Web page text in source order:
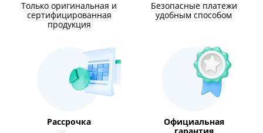
Только оригинальная и
сертифицированная
продукция
Безопасные платежи
удобным способом
Рассрочка
Официальная